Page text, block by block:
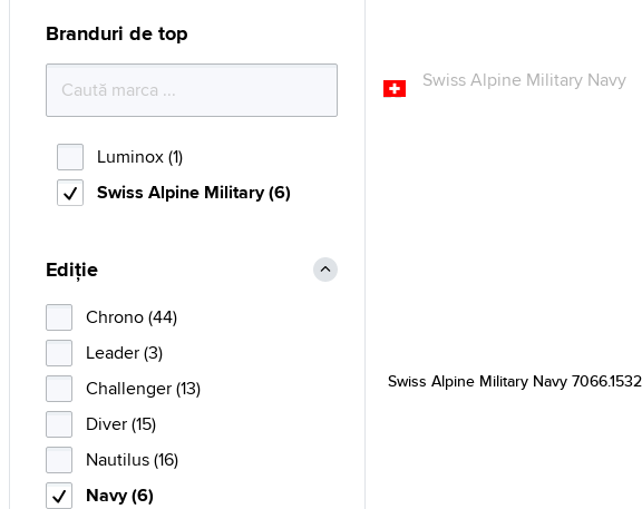
Swiss Alpine Military Navy 7066.1532
Branduri de top
Luminox (1)
Swiss Alpine Military (6)
Ediție
Chrono (44)
Leader (3)
Challenger (13)
Diver (15)
Nautilus (16)
Navy (6)